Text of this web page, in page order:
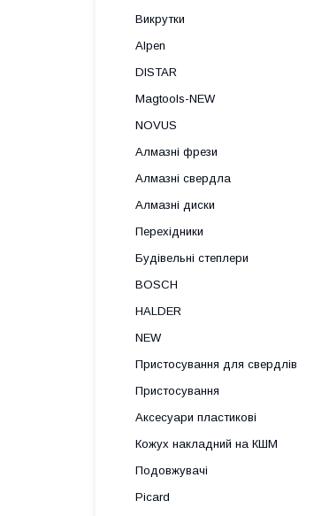
Викрутки
Alpen
DISTAR
Magtools-NEW
NOVUS
Алмазні фрези
Алмазні свердла
Алмазні диски
Перехідники
Будівельні степлери
BOSCH
HALDER
NEW
Пристосування для свердлів
Пристосування
Аксесуари пластикові
Кожух накладний на КШМ
Подовжувачі
Picard